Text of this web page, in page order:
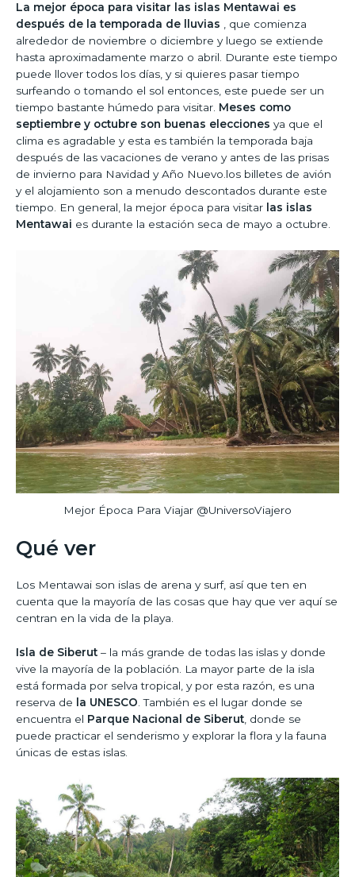
La mejor época para visitar las islas Mentawai es
después de la temporada de lluvias
, que comienza
alrededor de noviembre o diciembre y luego se extiende
hasta aproximadamente marzo o abril. Durante este tiempo
puede llover todos los días, y si quieres pasar tiempo
surfeando o tomando el sol entonces, este puede ser un
tiempo bastante húmedo para visitar. Meses como
septiembre y octubre son buenas elecciones ya que el
clima es agradable y esta es también la temporada baja
después de las vacaciones de verano y antes de las prisas
de invierno para Navidad y Año Nuevo.los billetes de avión
y el alojamiento son a menudo descontados durante este
tiempo. En general, la mejor época para visitar las islas
Mentawai es durante la estación seca de mayo a octubre.
Mejor Época Para Viajar @UniversoViajero
Qué ver
Los Mentawai son islas de arena y surf, así que ten en
cuenta que la mayoría de las cosas que hay que ver aquí se
centran en la vida de la playa.
Isla de Siberut – la más grande de todas las islas y donde
vive la mayoría de la población. La mayor parte de la isla
está formada por selva tropical, y por esta razón, es una
reserva de la UNESCO . También es el lugar donde se
encuentra el Parque Nacional de Siberut , donde se
puede practicar el senderismo y explorar la flora y la fauna
únicas de estas islas.